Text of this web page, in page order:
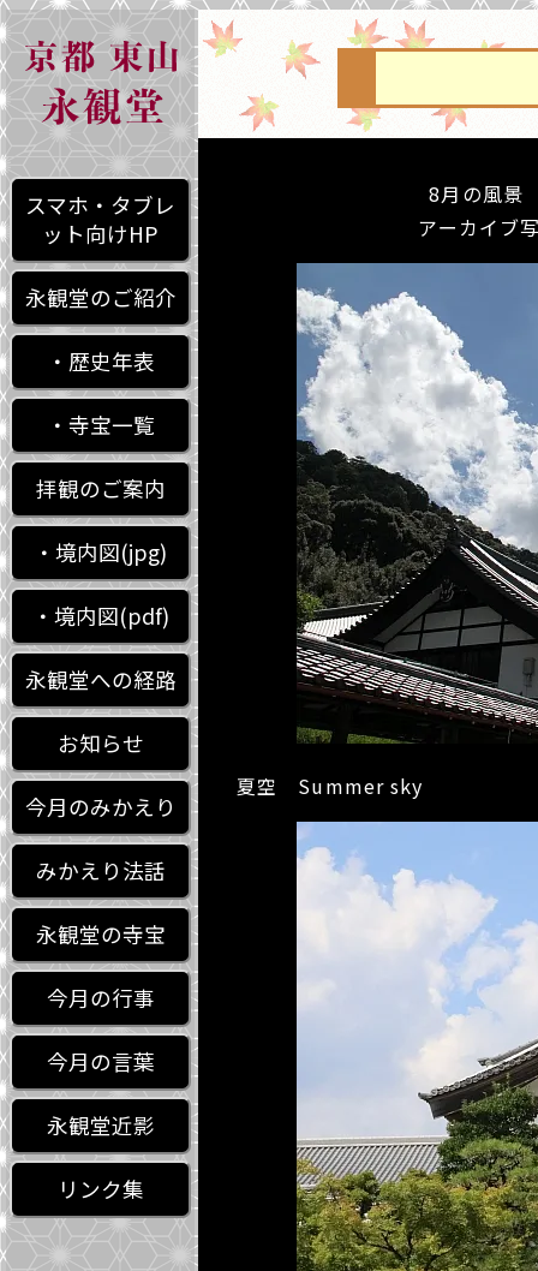
スマホ・タブレ
ット向けHP
永観堂のご紹介
・歴史年表
・寺宝一覧
拝観のご案内
・境内図(jpg)
・境内図(pdf)
永観堂への経路
お知らせ
今月のみかえり
みかえり法話
永観堂の寺宝
今月の行事
今月の言葉
永観堂近影
リンク集
8月の風
アーカイ
夏空 Summer sky